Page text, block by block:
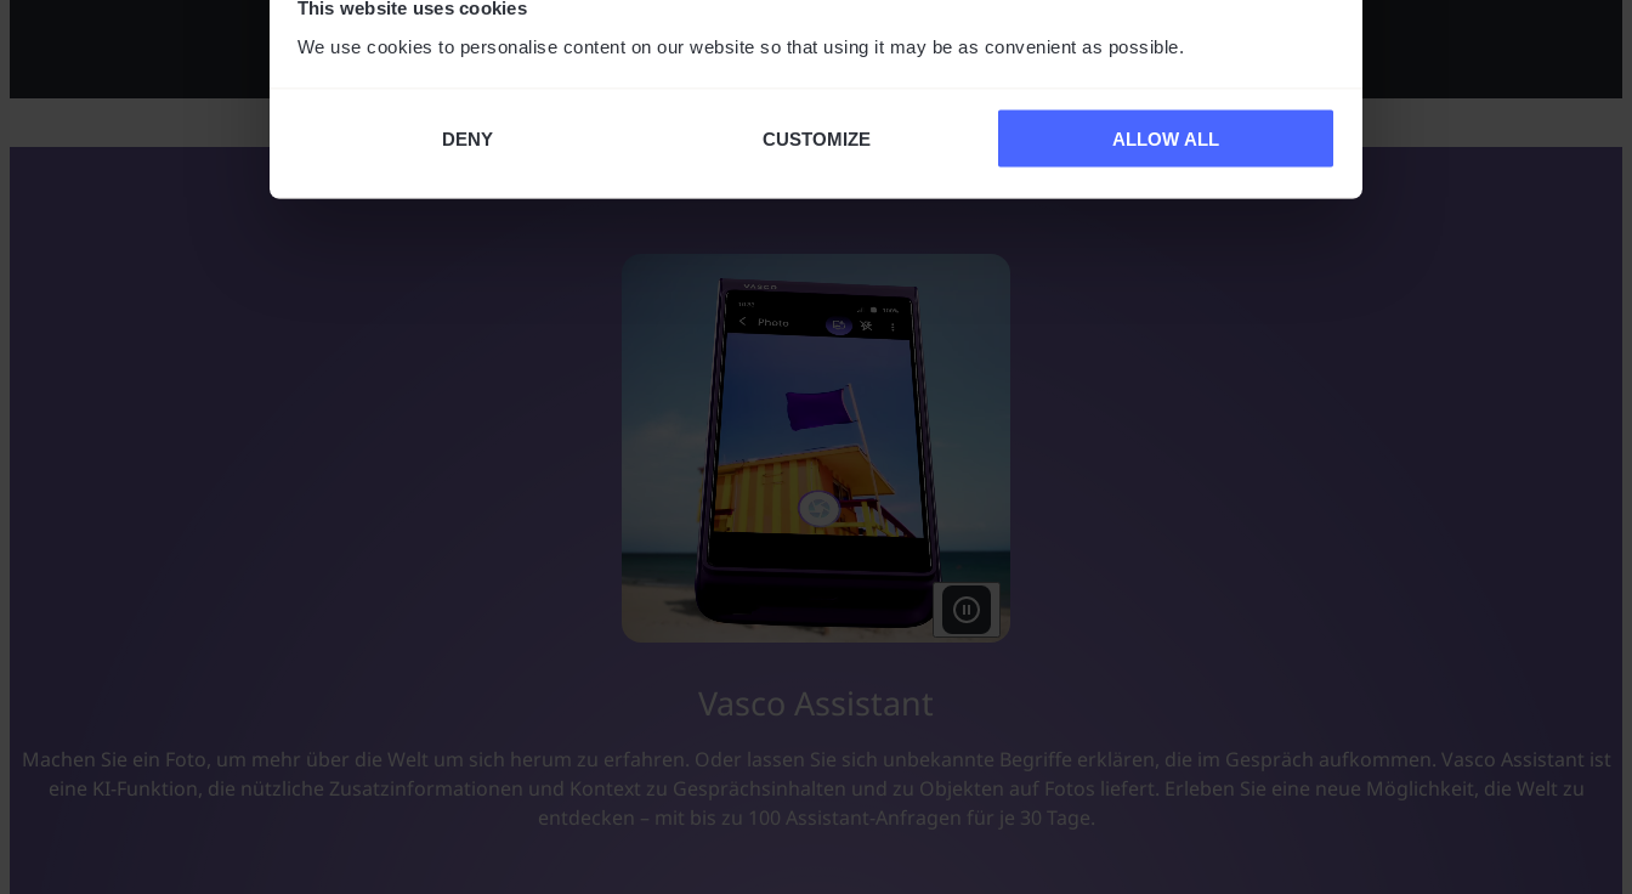
This website uses cookies
We use cookies to personalise content on our website so that using it may be as convenient as possible.
DENY CUSTOMIZE ALLOW ALL
Vasco Assistant
Machen Sie ein Foto, um mehr über die Welt um sich herum zu erfahren. Oder lassen Sie sich unbekannte Begriffe erklären, die im Gespräch aufkommen. Vasco Assistant ist
eine KI-Funktion, die nützliche Zusatzinformationen und Kontext zu Gesprächsinhalten und zu Objekten auf Fotos liefert. Erleben Sie eine neue Möglichkeit, die Welt zu
entdecken – mit bis zu 100 Assistant-Anfragen für je 30 Tage.